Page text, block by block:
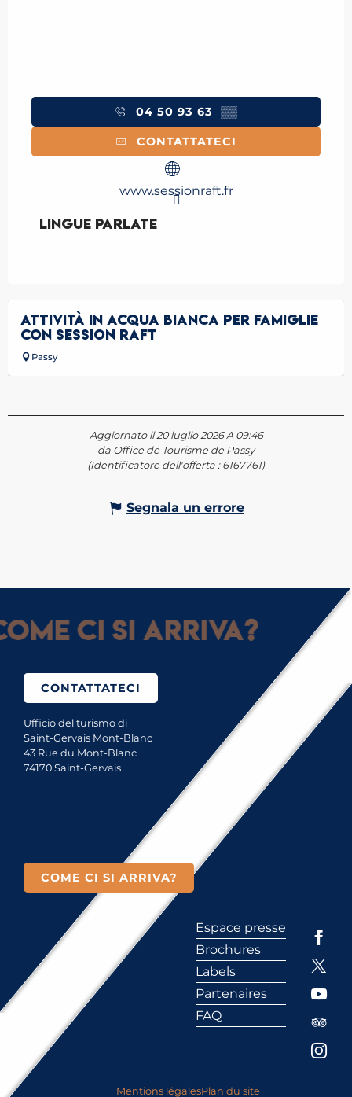
04 50 93 63 ▒▒
CONTATTATECI
www.sessionraft.fr
Lingue parlate
Lingue parlate
ATTIVITÀ IN ACQUA BIANCA PER FAMIGLIE
CON SESSION RAFT
Passy
Aggiornato il 20 luglio 2026 A 09:46
da Office de Tourisme de Passy
(Identificatore dell'offerta : 6167761)
Segnala un errore
ci si arriva?
CONTATTATECI
Ufficio del turismo di
Saint-Gervais Mont-Blanc
43 Rue du Mont-Blanc
74170 Saint-Gervais
COME CI SI ARRIVA?
Espace presse
Brochures
Labels
Partenaires
FAQ
Mentions légalesPlan du site